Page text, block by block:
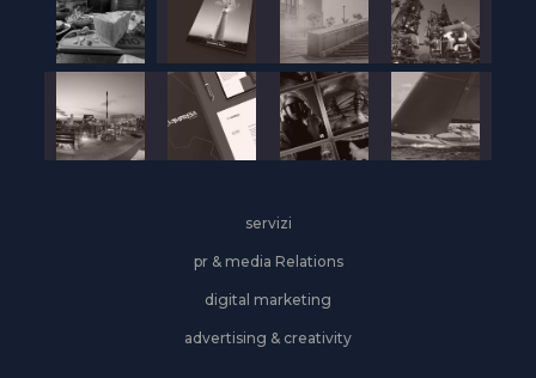
servizi
pr & media Relations
digital marketing
advertising & creativity